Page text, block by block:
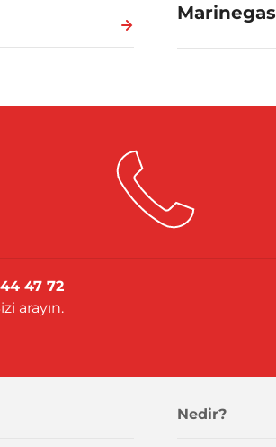
Marinegas
47 72
arayın.
Nedir?